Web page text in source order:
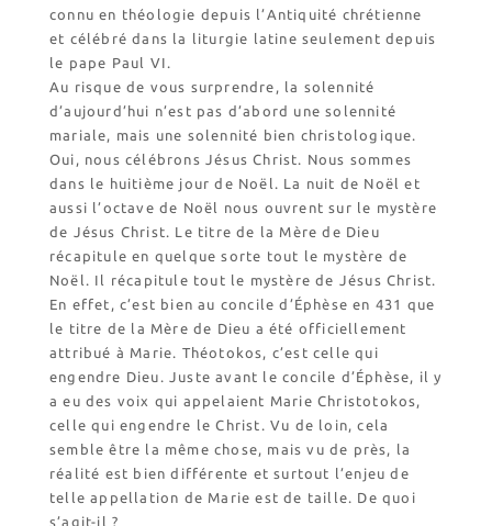
Accueil monastique
Accueil de groupes
Demande de séjour
Séjours étudiant(e)s
Covoiturage
La boutique – Librairie
Biscuiterie St Dominique
Catalogue et tarifs
Revendeurs en ISÈRE
Nos biscuits
Nos ingrédients
connu en théologie depuis l’Antiquité chrétienne
et célébré dans la liturgie latine seulement depuis
le pape Paul VI.
Au risque de vous surprendre, la solennité
d’aujourd’hui n’est pas d’abord une solennité
mariale, mais une solennité bien christologique.
Oui, nous célébrons Jésus Christ. Nous sommes
dans le huitième jour de Noël. La nuit de Noël et
aussi l’octave de Noël nous ouvrent sur le mystère
de Jésus Christ. Le titre de la Mère de Dieu
récapitule en quelque sorte tout le mystère de
Noël. Il récapitule tout le mystère de Jésus Christ.
En effet, c’est bien au concile d’Éphèse en 431 que
le titre de la Mère de Dieu a été officiellement
attribué à Marie. Théotokos, c’est celle qui
engendre Dieu. Juste avant le concile d’Éphèse, il y
a eu des voix qui appelaient Marie Christotokos,
celle qui engendre le Christ. Vu de loin, cela
semble être la même chose, mais vu de près, la
réalité est bien différente et surtout l’enjeu de
telle appellation de Marie est de taille. De quoi
s’agit-il ?